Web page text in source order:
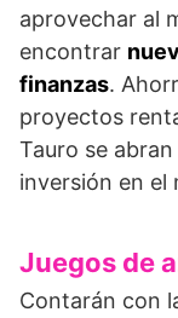
aprovechar al
encontrar
finanzas.
proyectos
Tauro se
inversión en el
Juegos de
Contarán con